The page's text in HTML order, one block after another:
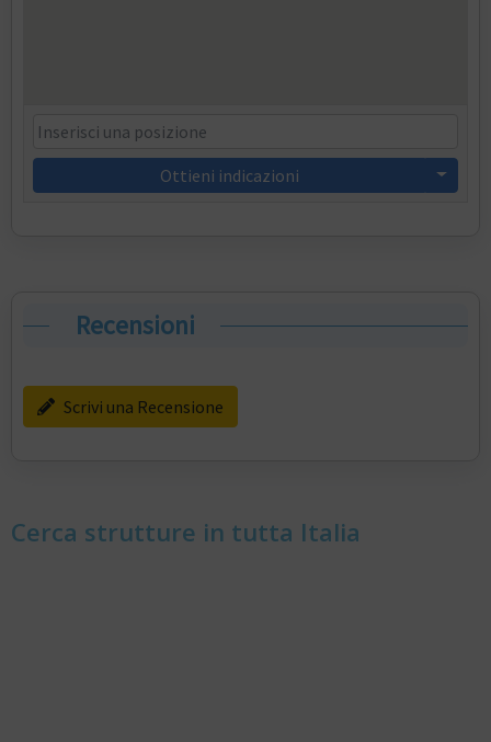
Ottieni indicazioni
Recensioni
Scrivi una Recensione
Cerca strutture in tutta Italia